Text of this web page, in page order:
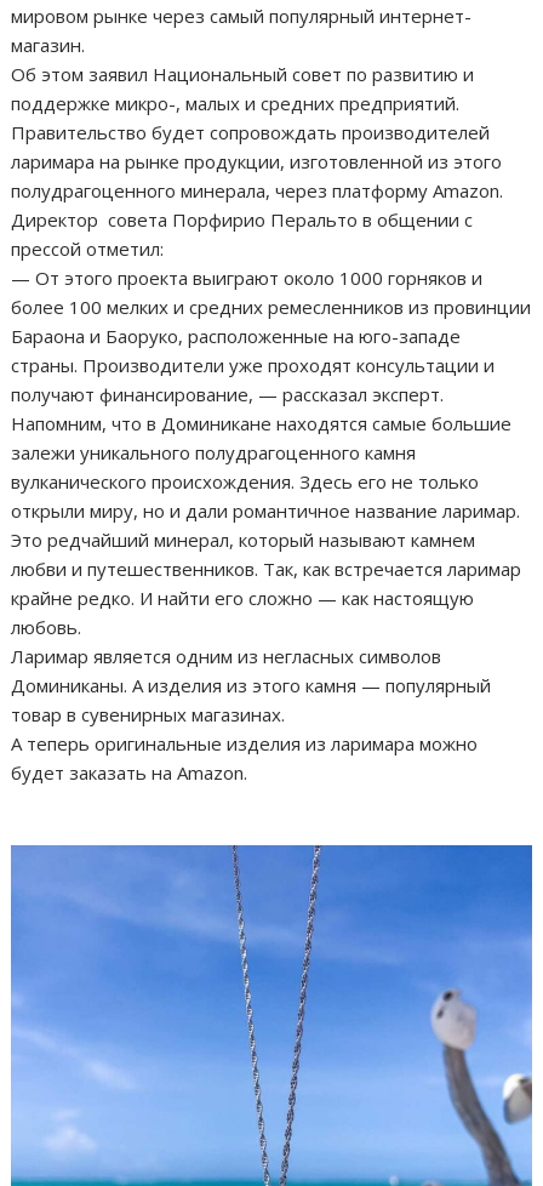
мировом рынке через самый популярный интернет-
магазин.
Об этом заявил Национальный совет по развитию и
поддержке микро-, малых и средних предприятий.
Правительство будет сопровождать производителей
ларимара на рынке продукции, изготовленной из этого
полудрагоценного минерала, через платформу Amazon.
Директор совета Порфирио Перальто в общении с
прессой отметил:
— От этого проекта выиграют около 1000 горняков и
более 100 мелких и средних ремесленников из провинции
Бараона и Баоруко, расположенные на юго-западе
страны. Производители уже проходят консультации и
получают финансирование, — рассказал эксперт.
Напомним, что в Доминикане находятся самые большие
залежи уникального полудрагоценного камня
вулканического происхождения. Здесь его не только
открыли миру, но и дали романтичное название ларимар.
Это редчайший минерал, который называют камнем
любви и путешественников. Так, как встречается ларимар
крайне редко. И найти его сложно — как настоящую
любовь.
Ларимар является одним из негласных символов
Доминиканы. А изделия из этого камня — популярный
товар в сувенирных магазинах.
А теперь оригинальные изделия из ларимара можно
будет заказать на Amazon.